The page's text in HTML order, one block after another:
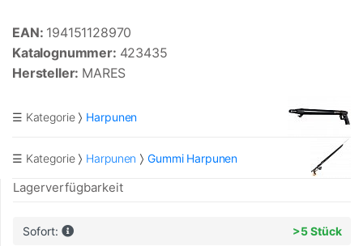
EAN: 194151128970
Katalognummer: 423435
Hersteller: MARES
☰ Kategorie Harpunen
☰ Kategorie Harpunen Gummi Harpunen
Lagerverfügbarkeit
Sofort: >5 Stück